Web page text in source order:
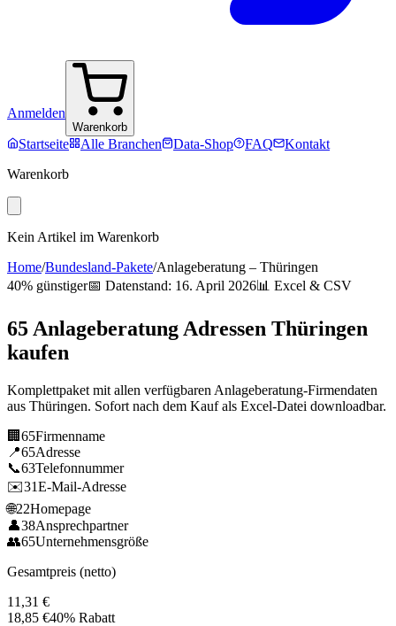
Anmelden
Warenkorb
Startseite Alle Branchen Data-Shop FAQ
Kontakt
Warenkorb
Kein Artikel im Warenkorb
Home/Bundesland-Pakete/Anlageberatung – Thüringen
40% günstiger📅 Datenstand: 16. April 2026📊 Excel & CSV
65 Anlageberatung Adressen Thüringen
kaufen
Komplettpaket mit allen verfügbaren Anlageberatung-Firmendaten
aus Thüringen. Sofort nach dem Kauf als Excel-Datei downloadbar.
🏢 65Firmenname
📍65Adresse
📞63Telefonnummer
✉️31E-Mail-Adresse
🌐22Homepage
👤38Ansprechpartner
👥65Unternehmensgröße
Gesamtpreis (netto)
11,31 €
18,85 €40% Rabatt